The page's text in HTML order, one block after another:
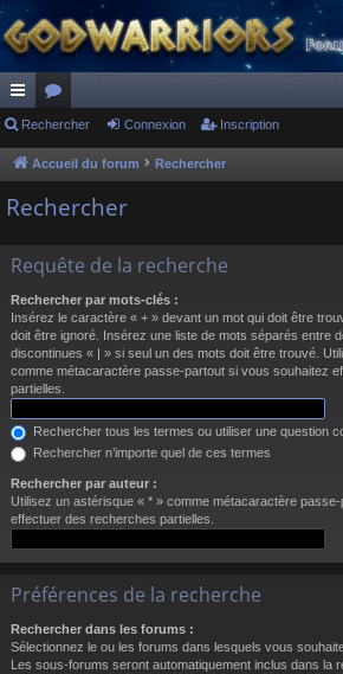
ac
co
ur
s
or
u
m
Rechercher Connexion Inscription
Accueil du forum Rechercher
Rechercher
Requête de la recherche
Rechercher par mots-clés :
Insérez le caractère « + » devant un mot qui doit être
doit être ignoré. Insérez une liste de mots séparés entre
discontinues « | » si seul un des mots doit être trouvé.
comme métacaractère passe-partout si vous souhaitez
partielles.
Rechercher tous les termes ou utiliser une question
Rechercher n’importe quel de ces termes
Rechercher par auteur :
Utilisez un astérisque « * » comme métacaractère
effectuer des recherches partielles.
Préférences de la recherche
Rechercher dans les forums :
Sélectionnez le ou les forums dans lesquels vous
Les sous-forums seront automatiquement inclus dans la